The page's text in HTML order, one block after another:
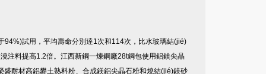
試用，平均壽命分別達1次和114次，比水玻璃結(jié)
料提高1.2倍。江西新鋼一煉鋼廠28t鋼包使用鋁鎂尖晶
榮盛耐材高鋁礬土熟料粉、合成鎂鋁尖晶石粉和燒結(jié)鎂砂